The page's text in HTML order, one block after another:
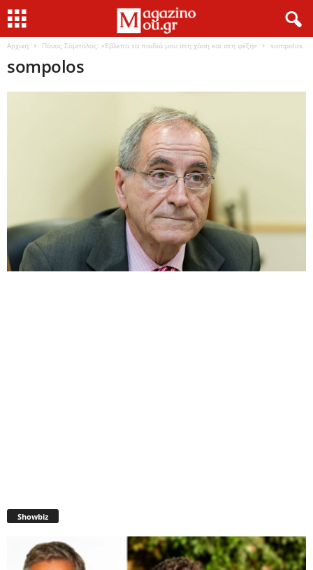
Αρχική Πάνος Σόμπολος: «Έβλεπα τα παιδιά μου στη χάση και στη φέξη» sompolos
sompolos
Showbiz